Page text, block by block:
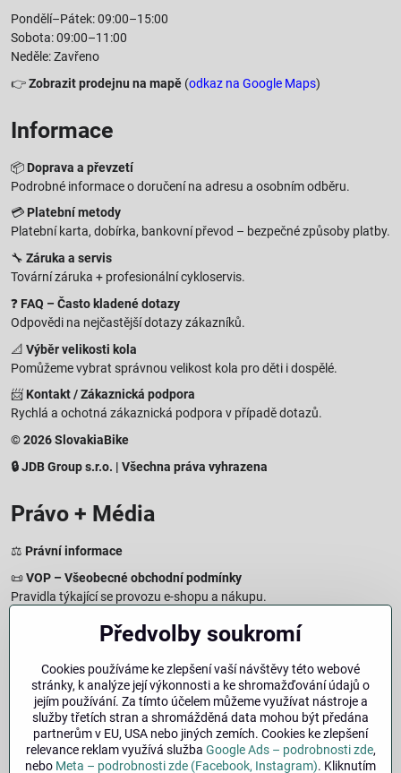
Pondělí–Pátek: 09:00–15:00
Sobota: 09:00–11:00
Neděle: Zavřeno
👉Zobrazit prodejnu na mapě (odkaz na Google Maps)
Informace
📦 Doprava a převzetí
Podrobné informace o doručení na adresu a osobním odběru.
💳 Platební metody
Platební karta, dobírka, bankovní převod – bezpečné způsoby platby.
🔧 Záruka a servis
Tovární záruka + profesionální cykloservis.
❓ FAQ – Často kladené dotazy
Odpovědi na nejčastější dotazy zákazníků.
📐 Výběr velikosti kola
Pomůžeme vybrat správnou velikost kola pro děti i dospělé.
📨 Kontakt / Zákaznická podpora
Rychlá a ochotná zákaznická podpora v případě dotazů.
© 2026 SlovakiaBike
🔒 JDB Group s.r.o. | Všechna práva vyhrazena
Právo + Média
⚖️ Právní informace
📜VOP – Všeobecné obchodní podmínky
Pravidla týkající se provozu e-shopu a nákupu.
Zásady zpracování osobních údajů
Jak chráníme a zpracováváme vaše osobní údaje.
Informace o cookies
Informace o používaných cookies a zpracování údajů na webu.
Právo na odstoupení – 14denní vrácení
Postup a podmínky odstoupení od nákupu.
Impresum
Předvolby soukromí
Cookies používáme ke zlepšení vaší návštěvy této webové
stránky, k analýze její výkonnosti a ke shromažďování údajů o
jejím používání. Za tímto účelem můžeme využívat nástroje a
služby třetích stran a shromážděná data mohou být předána
partnerům v EU, USA nebo jiných zemích. Cookies ke zlepšení
relevance reklam využívá služba Google Ads – podrobnosti zde,
nebo Meta – podrobnosti zde (Facebook, Instagram). Kliknutím